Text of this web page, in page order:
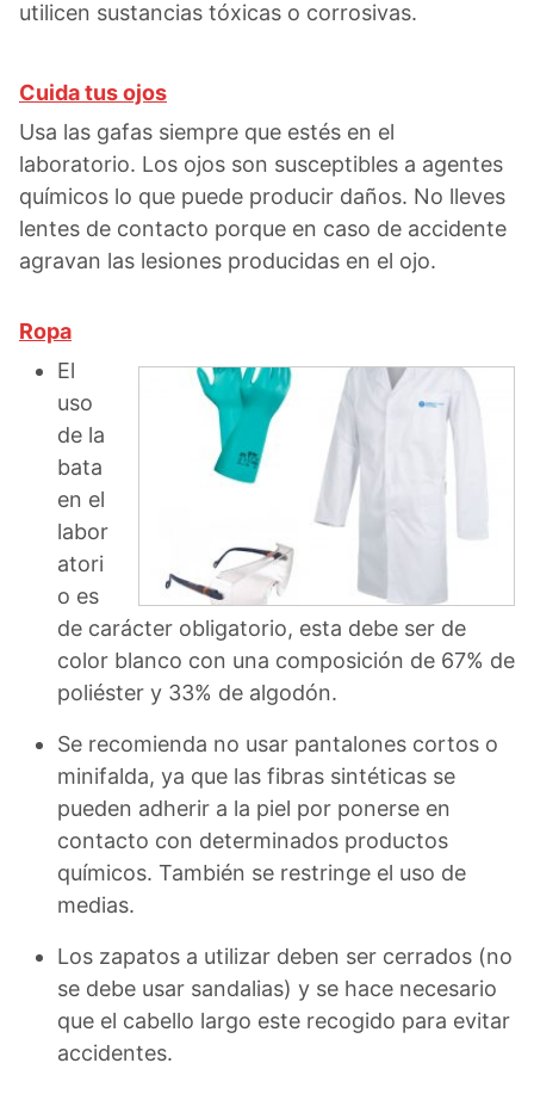
utilicen sustancias tóxicas o corrosivas.
Cuida tus ojos
Usa las gafas siempre que estés en el
laboratorio. Los ojos son susceptibles a agentes
químicos lo que puede producir daños. No lleves
lentes de contacto porque en caso de accidente
agravan las lesiones producidas en el ojo.
Ropa
El
uso
de la
bata
en el
labor
atori
o es
de carácter obligatorio, esta debe ser de
color blanco con una composición de 67% de
poliéster y 33% de algodón.
Se recomienda no usar pantalones cortos o
minifalda, ya que las fibras sintéticas se
pueden adherir a la piel por ponerse en
contacto con determinados productos
químicos. También se restringe el uso de
medias.
Los zapatos a utilizar deben ser cerrados (no
se debe usar sandalias) y se hace necesario
que el cabello largo este recogido para evitar
accidentes.